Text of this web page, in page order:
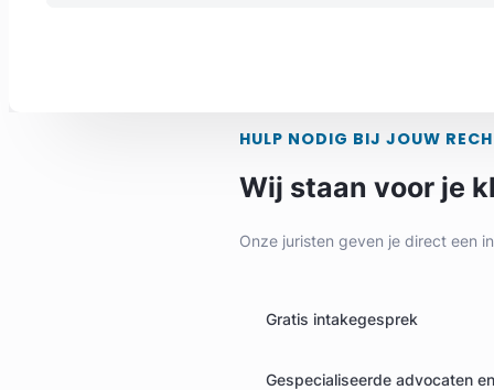
HULP NODIG BIJ JOUW
Wij staan voor je
Onze juristen geven je direct een
Gratis intakegesprek
Gespecialiseerde advocaten